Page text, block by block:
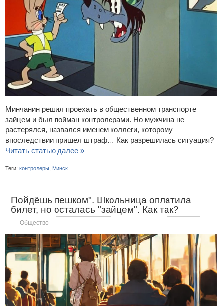
Минчанин решил проехать в общественном транспорте
зайцем и был пойман контролерами. Но мужчина не
растерялся, назвался именем коллеги, которому
впоследствии пришел штраф… Как разрешилась ситуация?
Читать статью далее »
Теги: контролеры, Минск
Пойдёшь пешком". Школьница оплатила
билет, но осталась "зайцем". Как так?
Общество